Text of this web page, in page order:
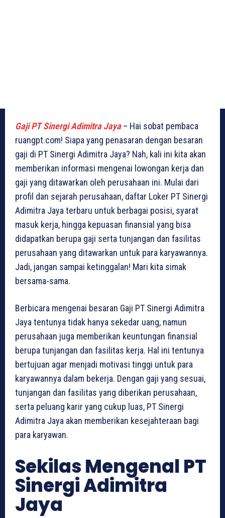
Gaji PT Sinergi Adimitra Jaya– Hai sobat pembaca
ruangpt.com! Siapa yang penasaran dengan besaran
gaji di PT Sinergi Adimitra Jaya? Nah, kali ini kita akan
memberikan informasi mengenai lowongan kerja dan
gaji yang ditawarkan oleh perusahaan ini. Mulai dari
profil dan sejarah perusahaan, daftar Loker PT Sinergi
Adimitra Jaya terbaru untuk berbagai posisi, syarat
masuk kerja, hingga kepuasan finansial yang bisa
didapatkan berupa gaji serta tunjangan dan fasilitas
perusahaan yang ditawarkan untuk para karyawannya.
Jadi, jangan sampai ketinggalan! Mari kita simak
bersama-sama.
Berbicara mengenai besaran Gaji PT Sinergi Adimitra
Jaya tentunya tidak hanya sekedar uang, namun
perusahaan juga memberikan keuntungan finansial
berupa tunjangan dan fasilitas kerja. Hal ini tentunya
bertujuan agar menjadi motivasi tinggi untuk para
karyawannya dalam bekerja. Dengan gaji yang sesuai,
tunjangan dan fasilitas yang diberikan perusahaan,
serta peluang karir yang cukup luas, PT Sinergi
Adimitra Jaya akan memberikan kesejahteraan bagi
para karyawan.
Sekilas Mengenal PT
Sinergi Adimitra
Jaya